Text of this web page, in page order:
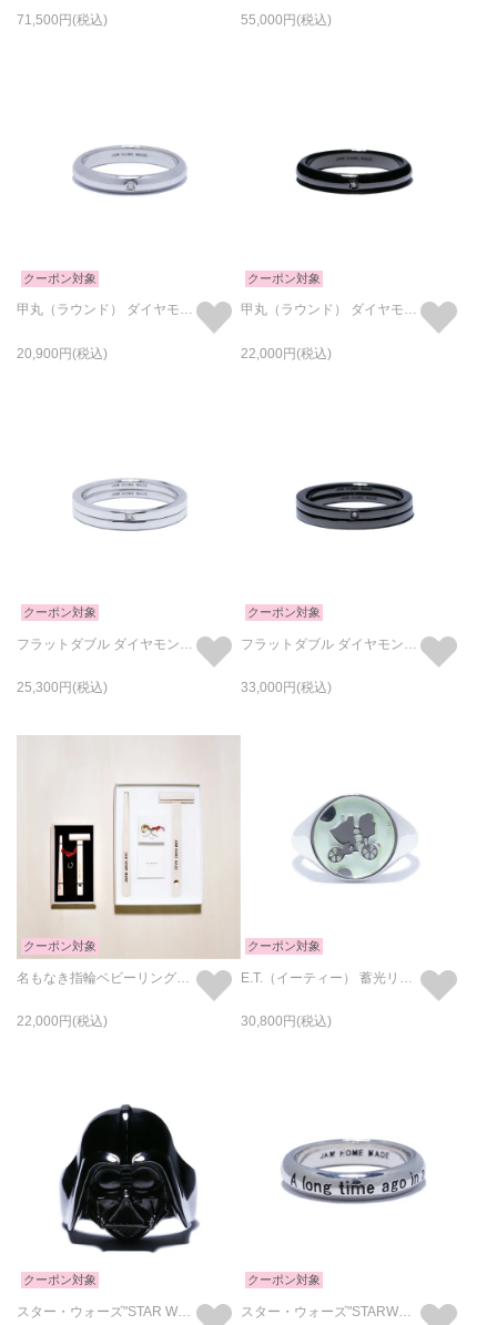
71,500 55,000
クーポン対象
甲丸（ラウンド） ダイヤモンド リング -シルバー/指輪
20,900
クーポン対象
甲丸（ラウンド） ダイヤモンド リング -ブラック/指輪
22,000
クーポン対象
25,300
クーポン対象
33,000
クーポン対象
名もなき指輪ベビーリングキット SDGs ver. /お誕生日・出産祝い
22,000
クーポン対象
30,800
クーポン対象
スター・ウォーズ"STAR WARS™"ダース・ベイダー マスク リング/指輪
クーポン対象